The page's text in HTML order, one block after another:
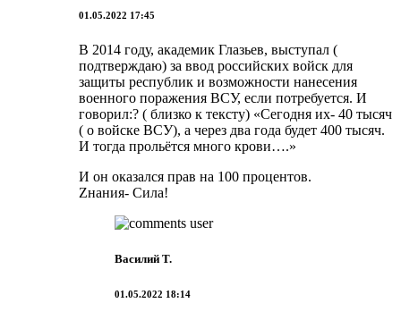
01.05.2022 17:45
В 2014 году, академик Глазьев, выступал (
подтверждаю) за ввод российских войск для
защиты республик и возможности нанесения
военного поражения ВСУ, если потребуется. И
говорил:? ( близко к тексту) «Сегодня их- 40 тысяч
( о войске ВСУ), а через два года будет 400 тысяч.
И тогда прольётся много крови….»
И он оказался прав на 100 процентов.
Zнания- Сила!
Василий Т.
01.05.2022 18:14